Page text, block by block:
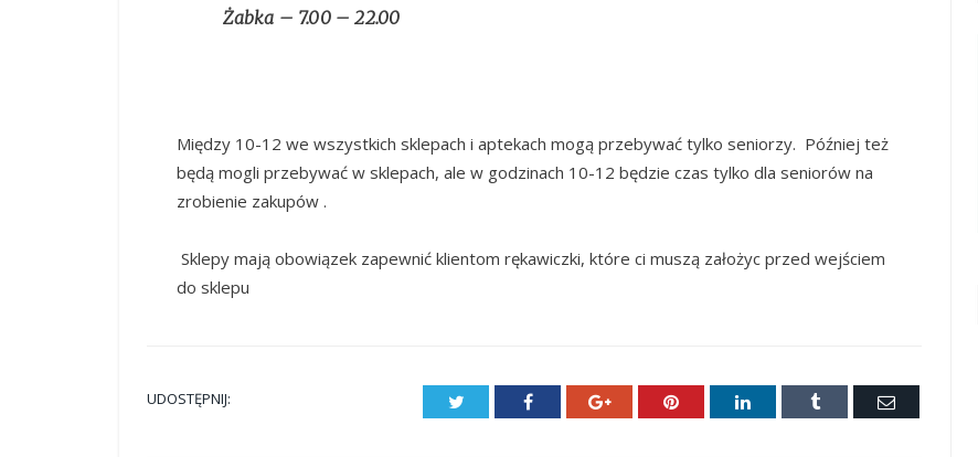
Żabka – 7.00 – 22.00
Między 10-12 we wszystkich sklepach i aptekach mogą przebywać tylko seniorzy. Później też
będą mogli przebywać w sklepach, ale w godzinach 10-12 będzie czas tylko dla seniorów na
zrobienie zakupów .
Sklepy mają obowiązek zapewnić klientom rękawiczki, które ci muszą założyc przed wejściem
do sklepu
UDOSTĘPNIJ: Twitter Facebook Google+ Pinterest LinkedIn Tumblr
E-